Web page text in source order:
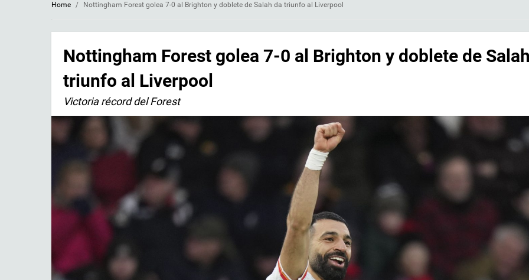
Home / Nottingham Forest golea 7-0 al Brighton y doblete de Salah da triunfo al Liverpool
Nottingham Forest golea 7-0 al Brighton y doblete de
triunfo al Liverpool
Victoria récord del Forest